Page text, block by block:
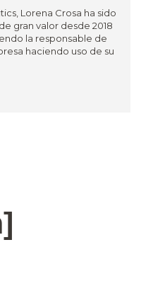
Lorena Crosa ha sido
gran valor desde 2018
la responsable de
haciendo uso de su